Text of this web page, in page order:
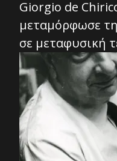
Giorgio de
μεταμόρφωσε
σε μεταφυσική